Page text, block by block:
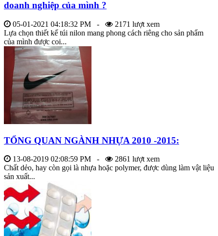
doanh nghiệp của mình ?
05-01-2021 04:18:32 PM -
2171 lượt xem
Lựa chọn thiết kế túi nilon mang phong cách riêng cho sản phẩm
của mình được coi...
TỔNG QUAN NGÀNH NHỰA 2010 -2015:
13-08-2019 02:08:59 PM -
2861 lượt xem
Chất dẻo, hay còn gọi là nhựa hoặc polymer, được dùng làm vật liệu
sản xuất...